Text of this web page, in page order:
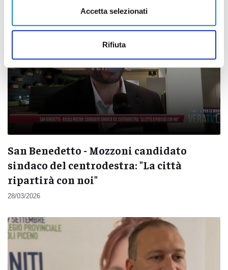
Accetta selezionati
Rifiuta
San Benedetto - Mozzoni candidato
sindaco del centrodestra: "La città
ripartirà con noi"
28/03/2026